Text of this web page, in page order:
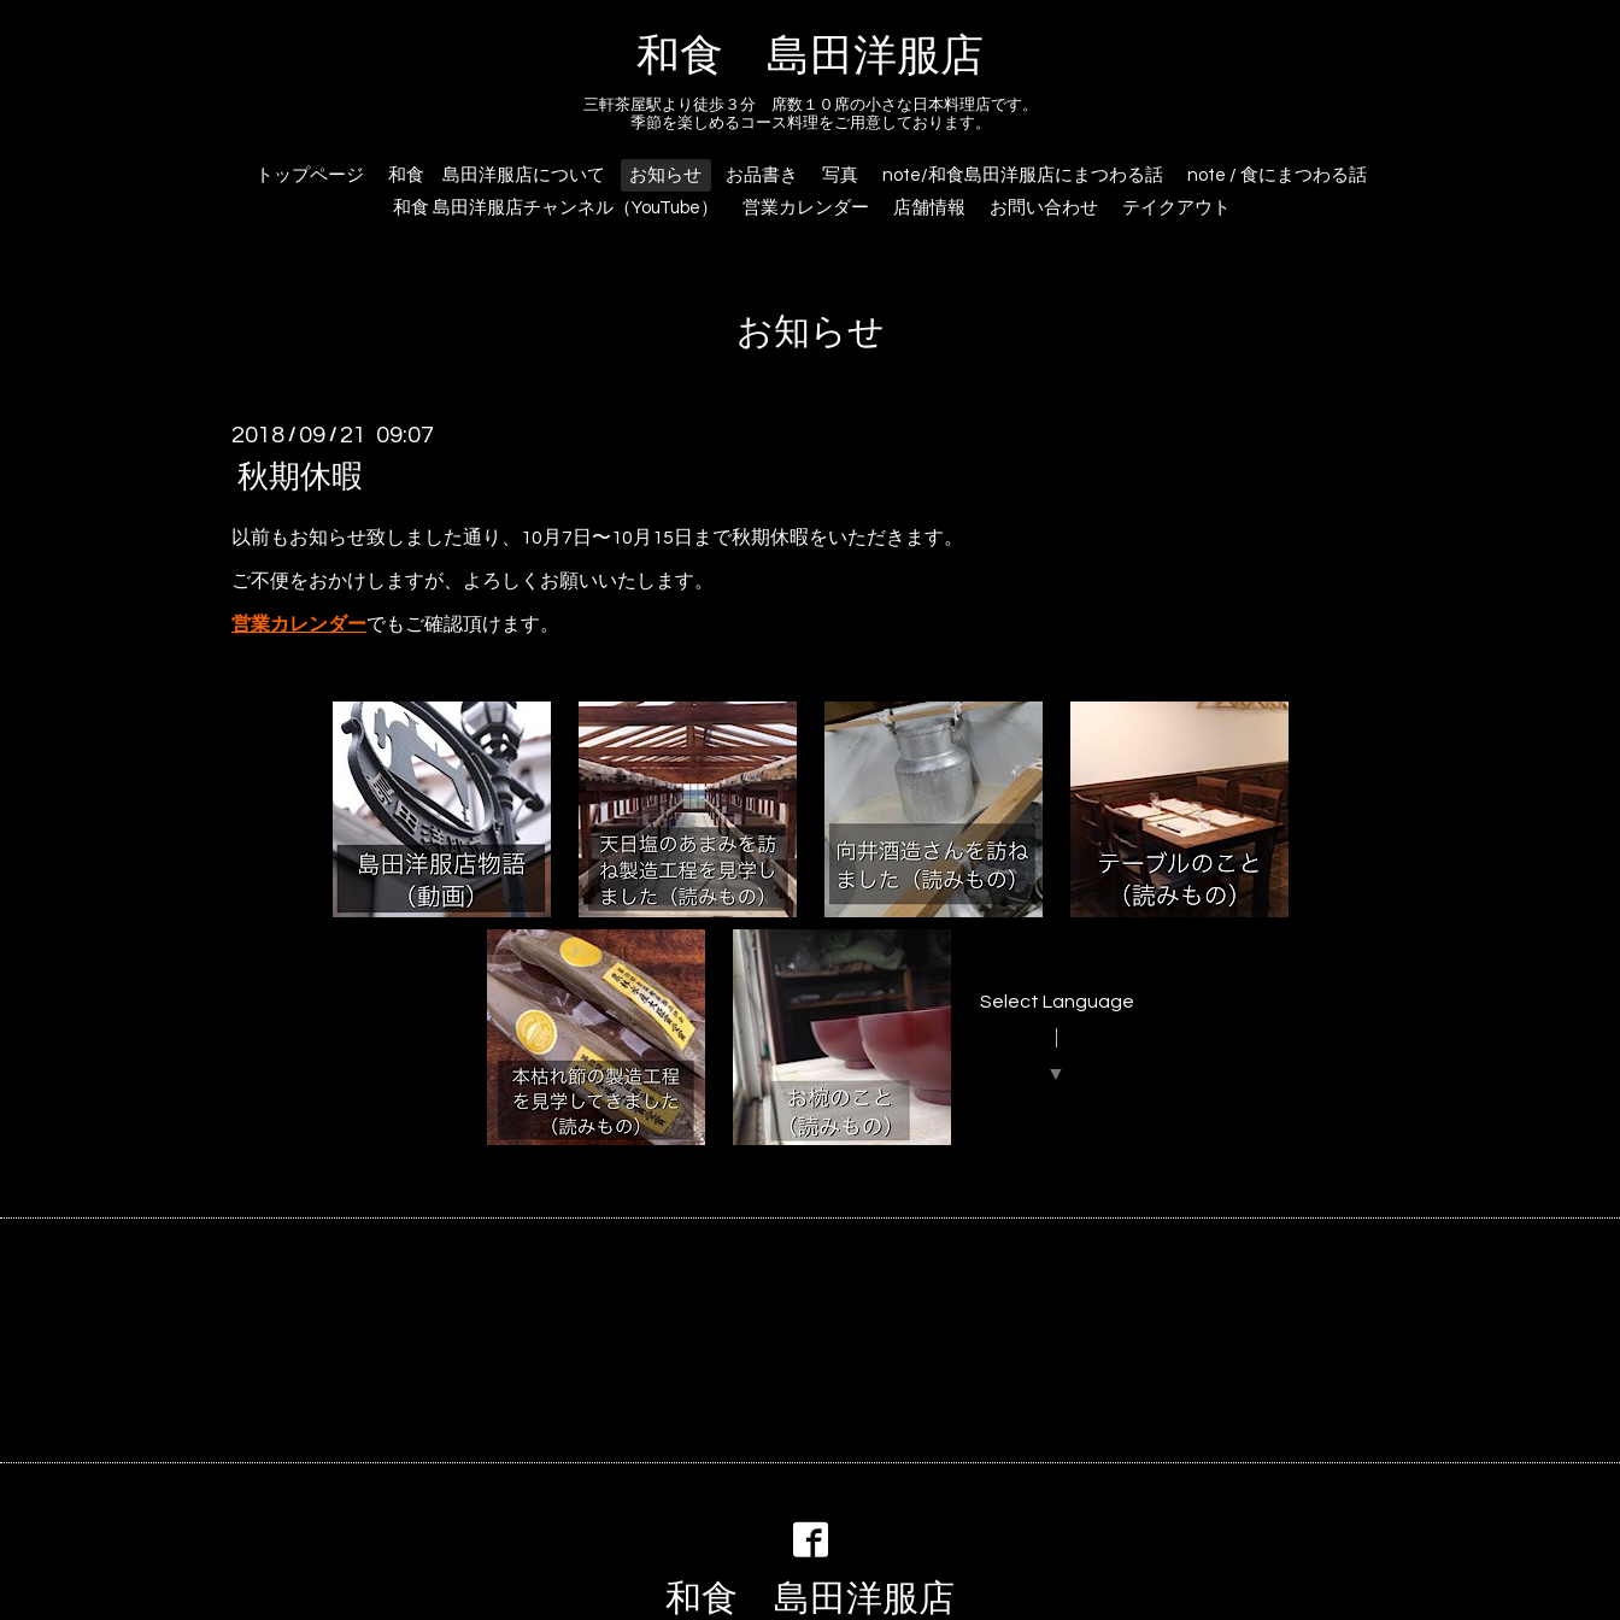
和食 島田洋服店
三軒茶屋駅より徒歩３分 席数１０席の小さな日本料理店です。
季節を楽しめるコース料理をご用意しております。
トップページ 和食 島田洋服店について お知らせ お品書き 写真 note/和食島田洋服店にまつわる話
note / 食にまつわる話
和食 島田洋服店チャンネル（YouTube）
営業カレンダー 店舗情報 お問い合わせ テイクアウト
お知らせ
2018 / 09 / 21 09:07
秋期休暇
以前もお知らせ致しました通り、10月7日〜10月15日まで秋期休暇をいただきます。
ご不便をおかけしますが、よろしくお願いいたします。
営業カレンダーでもご確認頂けます。
Select Language
▼
和食 島田洋服店